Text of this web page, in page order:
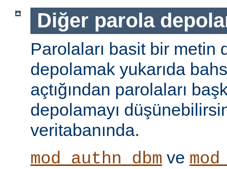
Diğer parola
Parolaları basit bir metin
depolamak yukarıda
açtığından parolaları
depolamayı
veritabanında.
mod_authn_dbm ve